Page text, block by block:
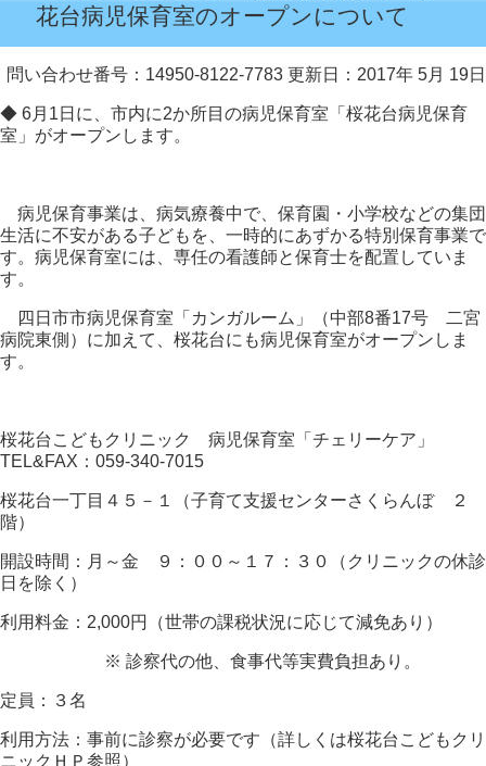
花台病児保育室のオープンについて
問い合わせ番号：14950-8122-7783 更新日：2017年 5月 19日
◆ 6月1日に、市内に2か所目の病児保育室「桜花台病児保育
室」がオープンします。
病児保育事業は、病気療養中で、保育園・小学校などの集団
生活に不安がある子どもを、一時的にあずかる特別保育事業で
す。病児保育室には、専任の看護師と保育士を配置していま
す。
四日市市病児保育室「カンガルーム」（中部8番17号 二宮
病院東側）に加えて、桜花台にも病児保育室がオープンしま
す。
桜花台こどもクリニック 病児保育室「チェリーケア」
TEL&FAX：059-340-7015
桜花台一丁目４５－１（子育て支援センターさくらんぼ ２
階）
開設時間：月～金 ９：００～１７：３０（クリニックの休診
日を除く）
利用料金：2,000円（世帯の課税状況に応じて減免あり）
※ 診察代の他、食事代等実費負担あり。
定員：３名
利用方法：事前に診察が必要です（詳しくは桜花台こどもクリ
ニックＨＰ参照）